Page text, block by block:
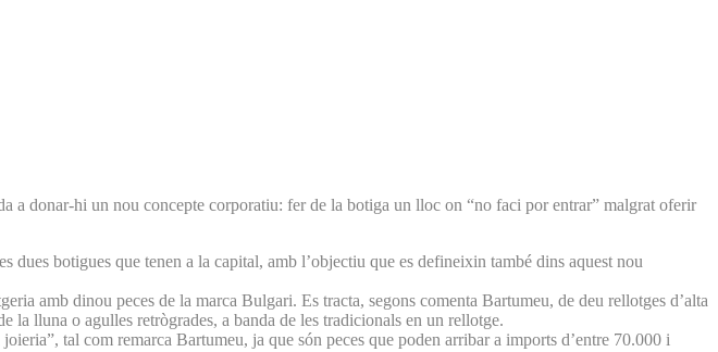
a donar-hi un nou concepte corporatiu: fer de la botiga un lloc on “no faci por entrar” malgrat oferir
dues botigues que tenen a la capital, amb l’objectiu que es defineixin també dins aquest nou
amb dinou peces de la marca Bulgari. Es tracta, segons comenta Bartumeu, de deu rellotges d’alta
la lluna o agulles retrògrades, a banda de les tradicionals en un rellotge.
tal com remarca Bartumeu, ja que són peces que poden arribar a imports d’entre 70.000 i